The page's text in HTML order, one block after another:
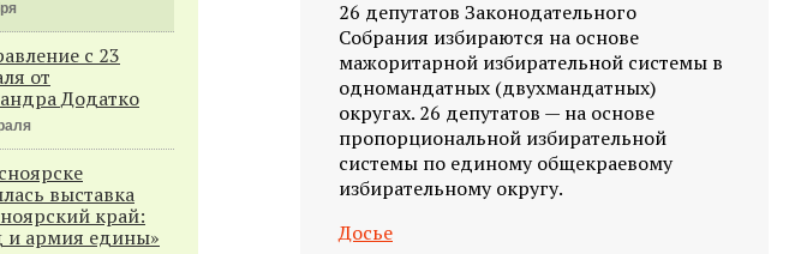
с 23
от
Додатко
выставка
край:
и армия едины»
26 депутатов Законодательного
Собрания избираются на основе
мажоритарной избирательной системы в
одномандатных (двухмандатных)
округах. 26 депутатов — на основе
пропорциональной избирательной
системы по единому общекраевому
избирательному округу.
Досье